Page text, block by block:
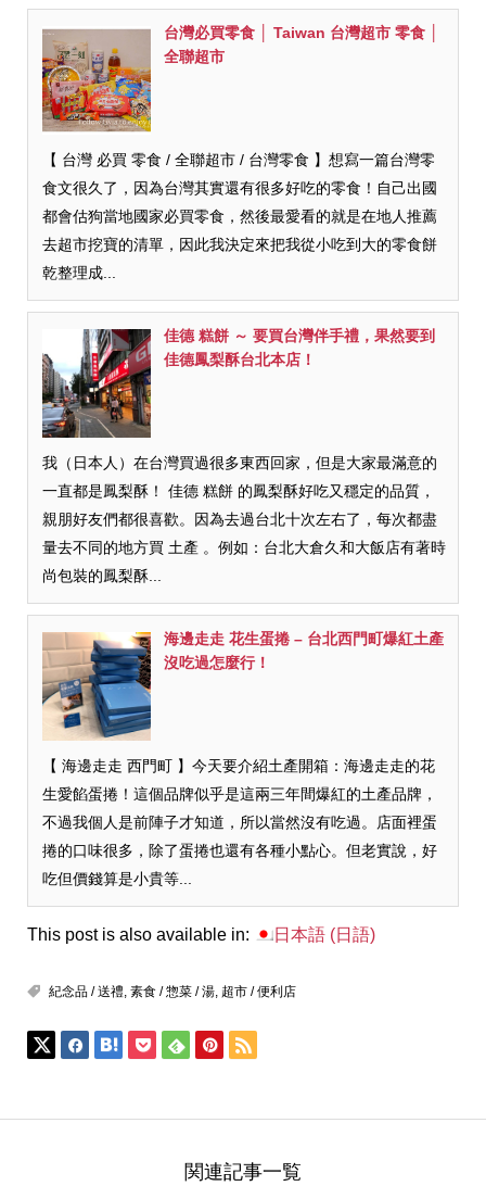
台灣必買零食 │ Taiwan 台灣超市 零食 │
全聯超市
【 台灣 必買 零食 / 全聯超市 / 台灣零食 】想寫一篇台灣零
食文很久了，因為台灣其實還有很多好吃的零食！自己出國
都會估狗當地國家必買零食，然後最愛看的就是在地人推薦
去超市挖寶的清單，因此我決定來把我從小吃到大的零食餅
乾整理成...
佳德 糕餅 ～ 要買台灣伴手禮，果然要到
佳德鳳梨酥台北本店！
我（日本人）在台灣買過很多東西回家，但是大家最滿意的
一直都是鳳梨酥！ 佳德 糕餅 的鳳梨酥好吃又穩定的品質，
親朋好友們都很喜歡。因為去過台北十次左右了，每次都盡
量去不同的地方買 土產 。例如：台北大倉久和大飯店有著時
尚包裝的鳳梨酥...
海邊走走 花生蛋捲 – 台北西門町爆紅土產
沒吃過怎麼行！
【 海邊走走 西門町 】今天要介紹土產開箱：海邊走走的花
生愛餡蛋捲！這個品牌似乎是這兩三年間爆紅的土產品牌，
不過我個人是前陣子才知道，所以當然沒有吃過。店面裡蛋
捲的口味很多，除了蛋捲也還有各種小點心。但老實說，好
吃但價錢算是小貴等...
This post is also available in: 日本語(日語)
紀念品 / 送禮, 素食 / 惣菜 / 湯, 超市 / 便利店
関連記事一覧